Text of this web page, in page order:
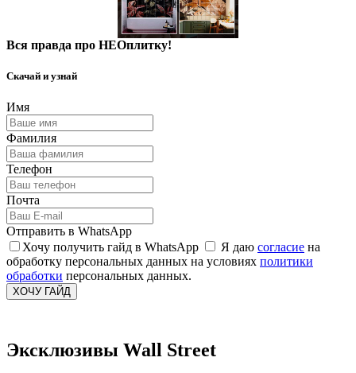
Вся правда про НЕОплитку!
Скачай и узнай
Имя
Фамилия
Телефон
Почта
Отправить в WhatsApp
Хочу получить гайд в WhatsApp
Я даю согласие на
обработку персональных данных на условиях политики
обработки персональных данных.
ХОЧУ ГАЙД
Эксклюзивы Wall Street